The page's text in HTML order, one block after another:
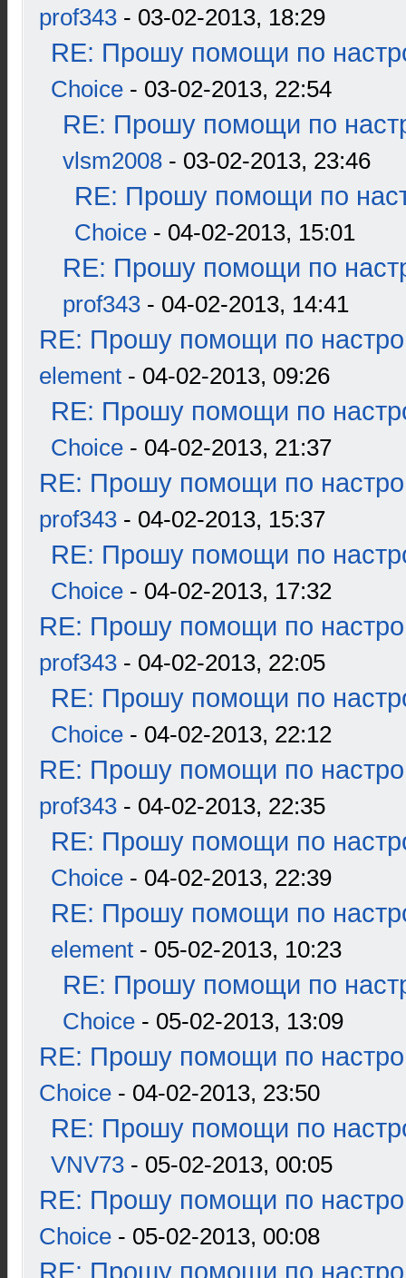
prof343 - 03-02-2013, 18:29
RE: Прошу помощи по
Choice - 03-02-2013, 22:54
RE: Прошу помощи по
vlsm2008 - 03-02-2013, 23:46
RE: Прошу помощи по
Choice - 04-02-2013, 15:01
RE: Прошу помощи по
prof343 - 04-02-2013, 14:41
RE: Прошу помощи по
element - 04-02-2013, 09:26
RE: Прошу помощи по
Choice - 04-02-2013, 21:37
RE: Прошу помощи по
prof343 - 04-02-2013, 15:37
RE: Прошу помощи по
Choice - 04-02-2013, 17:32
RE: Прошу помощи по
prof343 - 04-02-2013, 22:05
RE: Прошу помощи по
Choice - 04-02-2013, 22:12
RE: Прошу помощи по
prof343 - 04-02-2013, 22:35
RE: Прошу помощи по
Choice - 04-02-2013, 22:39
RE: Прошу помощи по
element - 05-02-2013, 10:23
RE: Прошу помощи по
Choice - 05-02-2013, 13:09
RE: Прошу помощи по
Choice - 04-02-2013, 23:50
RE: Прошу помощи по
VNV73 - 05-02-2013, 00:05
RE: Прошу помощи по
Choice - 05-02-2013, 00:08
RE: Прошу помощи по